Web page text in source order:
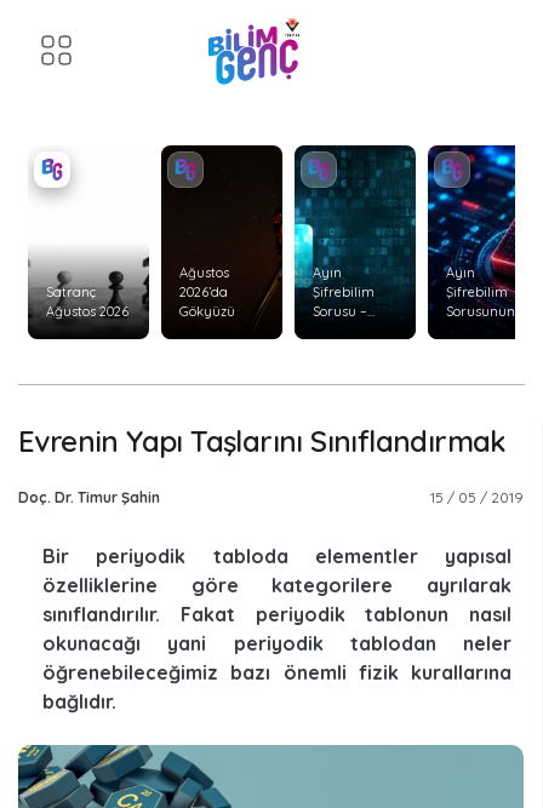
Satranç
Ağustos 2026
Ağustos
2026’da
Gökyüzü
Ayın
Şifrebilim
Sorusu –
Ayın
Şifrebilim
Sorusunun
Evrenin Yapı Taşlarını Sınıflandırmak
Doç. Dr. Timur Şahin 15 / 05 / 2019
Bir periyodik tabloda elementler yapısal
özelliklerine göre kategorilere ayrılarak
sınıflandırılır. Fakat periyodik tablonun nasıl
okunacağı yani periyodik tablodan neler
öğrenebileceğimiz bazı önemli fizik kurallarına
bağlıdır.